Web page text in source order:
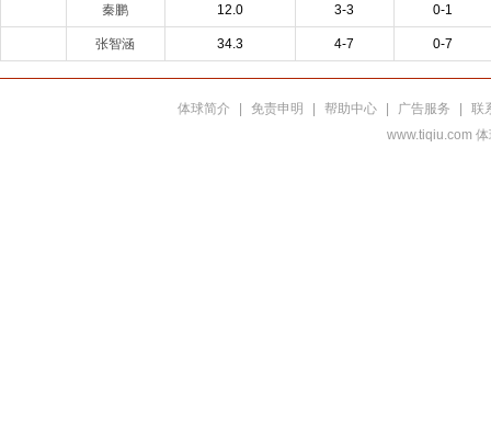
秦鹏 12.0 3-3 0-1
张智涵 34.3 4-7 0-7
体球简介 免责申明 帮助中心 广告服务
联
www.tiqiu.com